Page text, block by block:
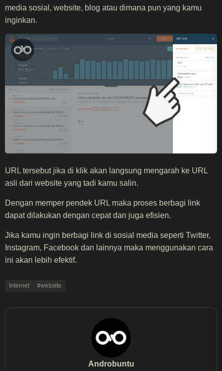
media sosial, website, blog atau dimana pun yang kamu
inginkan.
URL tersebut jika di klik akan langsung mengarah ke URL
asli dari website yang tadi kamu salin.
Dengan memper pendek URL maka proses berbagi link
dapat dilakukan dengan cepat dan juga efisien.
Jika kamu ingin berbagi link di sosial media seperti Twitter,
Instagram, Facebook dan lainnya maka menggunakan cara
ini akan lebih efektif.
Internet #website
Androbuntu